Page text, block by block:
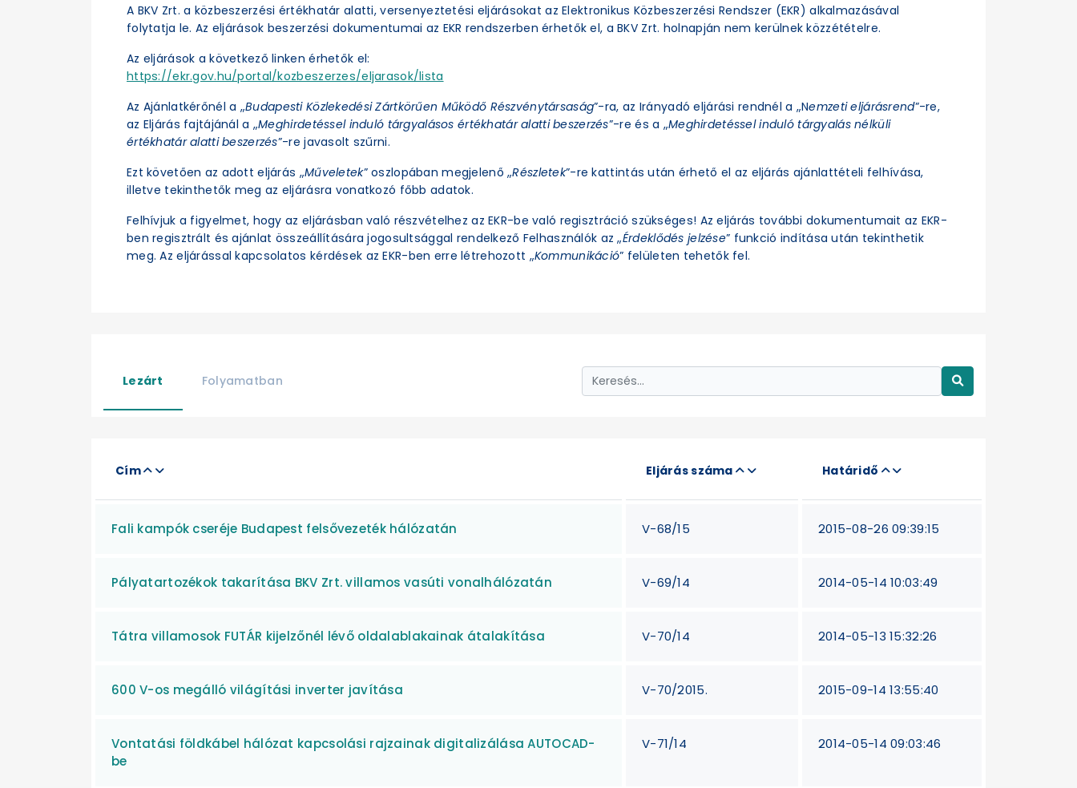
A BKV Zrt. a közbeszerzési értékhatár alatti, versenyeztetési eljárásokat az Elektronikus Közbeszerzési Rendszer (EKR) alkalmazásával
folytatja le. Az eljárások beszerzési dokumentumai az EKR rendszerben érhetők el, a BKV Zrt. holnapján nem kerülnek közzétételre.
Az eljárások a következő linken érhetők el:
https://ekr.gov.hu/portal/kozbeszerzes/eljarasok/lista
Az Ajánlatkérőnél a „Budapesti Közlekedési Zártkörűen Működő Részvénytársaság”-ra, az Irányadó eljárási rendnél a „Nemzeti eljárásrend”-re,
az Eljárás fajtájánál a „Meghirdetéssel induló tárgyalásos értékhatár alatti beszerzés”-re és a „Meghirdetéssel induló tárgyalás nélküli
értékhatár alatti beszerzés”-re javasolt szűrni.
Ezt követően az adott eljárás „Műveletek” oszlopában megjelenő „Részletek”-re kattintás után érhető el az eljárás ajánlattételi felhívása,
illetve tekinthetők meg az eljárásra vonatkozó főbb adatok.
Felhívjuk a figyelmet, hogy az eljárásban való részvételhez az EKR-be való regisztráció szükséges! Az eljárás további dokumentumait az EKR-
ben regisztrált és ajánlat összeállítására jogosultsággal rendelkező Felhasználók az „Érdeklődés jelzése” funkció indítása után tekinthetik
meg. Az eljárással kapcsolatos kérdések az EKR-ben erre létrehozott „Kommunikáció” felületen tehetők fel.
Lezárt Folyamatban
Cím Eljárás száma Határidő
Fali kampók cseréje Budapest felsővezeték hálózatán V-68/15 2015-08-26 09:39:15
Pályatartozékok takarítása BKV Zrt. villamos vasúti vonalhálózatán V-69/14 2014-05-14 10:03:49
Tátra villamosok FUTÁR kijelzőnél lévő oldalablakainak átalakítása V-70/14 2014-05-13 15:32:26
600 V-os megálló világítási inverter javítása V-70/2015. 2015-09-14 13:55:40
Vontatási földkábel hálózat kapcsolási rajzainak digitalizálása AUTOCAD-
be
V-71/14 2014-05-14 09:03:46